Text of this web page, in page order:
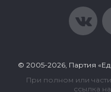
© 2005-2026, Партия
При полном или
ссылка